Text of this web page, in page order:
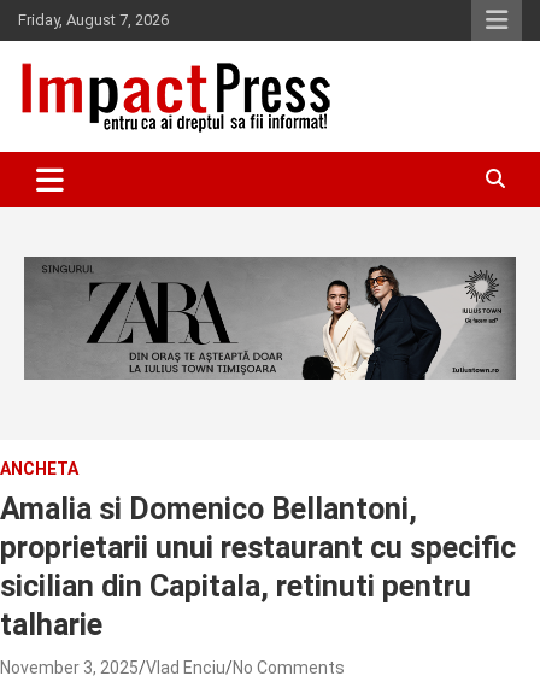
Skip
to
content
Friday, August 7, 2026
IMPACTPRESS
ANCHETA
Amalia si Domenico Bellantoni,
proprietarii unui restaurant cu specific
sicilian din Capitala, retinuti pentru
talharie
November 3, 2025 Vlad Enciu No Comments